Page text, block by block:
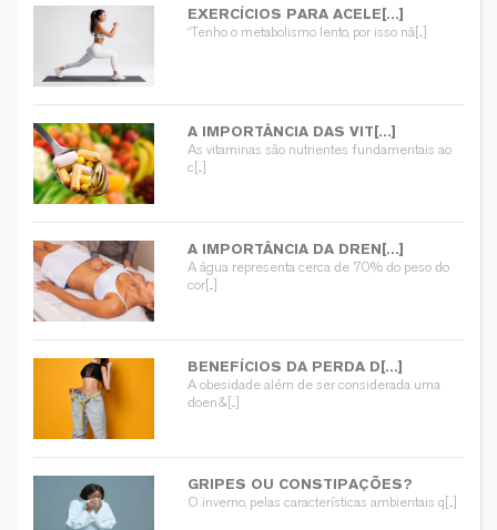
EXERCÍCIOS PARA ACELE[...]
“Tenho o metabolismo lento, por isso nã[...]
A IMPORTÂNCIA DAS VIT[...]
As vitaminas são nutrientes fundamentais ao
c[...]
A IMPORTÂNCIA DA DREN[...]
A água representa cerca de 70% do peso do
cor[...]
BENEFÍCIOS DA PERDA D[...]
A obesidade além de ser considerada uma
doen&[...]
GRIPES OU CONSTIPAÇÕES?
O inverno, pelas características ambientais q[...]